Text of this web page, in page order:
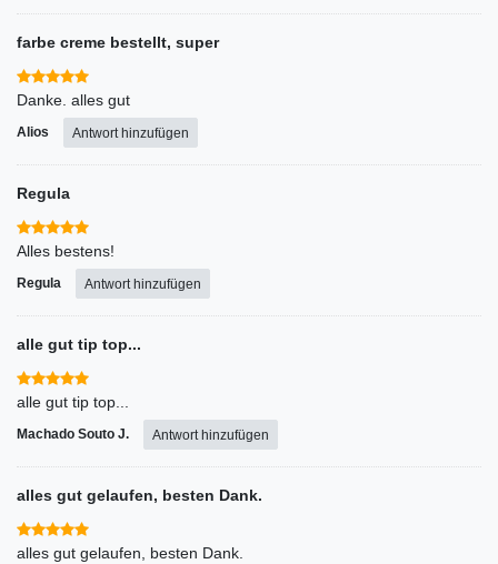
farbe creme bestellt, super
Danke. alles gut
Alios Antwort hinzufügen
Regula
Alles bestens!
Regula Antwort hinzufügen
alle gut tip top...
alle gut tip top...
Machado Souto J. Antwort hinzufügen
alles gut gelaufen, besten Dank.
alles gut gelaufen, besten Dank.